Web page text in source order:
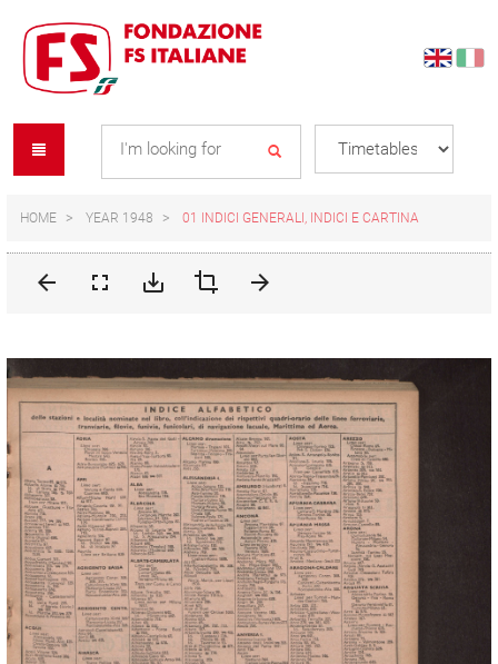
content
navigation
menu
HOME YEAR 1948 01 INDICI GENERALI, INDICI E CARTINA